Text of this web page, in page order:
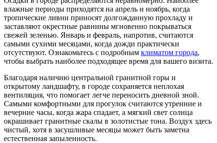
влажные периоды приходятся на апрель и ноябрь, когда
тропические ливни приносят долгожданную прохладу и
заставляют окрестные равнины мгновенно покрываться
свежей зеленью. Январь и февраль, напротив, считаются
самыми сухими месяцами, когда дожди практически
отсутствуют. Ознакомьтесь с подробным климатом города,
чтобы выбрать наиболее подходящее время для вашего визита.
Благодаря наличию центральной гранитной горы и
открытому ландшафту, в городе сохраняется неплохая
вентиляция, что помогает легче переносить дневной зной.
Самыми комфортными для прогулок считаются утренние и
вечерние часы, когда жара спадает, а мягкий свет солнца
окрашивает гранитные скалы в золотистые тона. Воздух здесь
чистый, хотя в засушливые месяцы может быть заметна
естественная запыленность.